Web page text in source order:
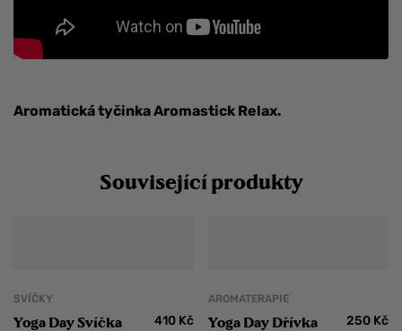
Aromatická tyčinka Aromastick Relax.
Související produkty
SVÍČKY
Yoga Day Svíčka
410 Kč
AROMATERAPIE
Yoga Day Dřívka
250 Kč